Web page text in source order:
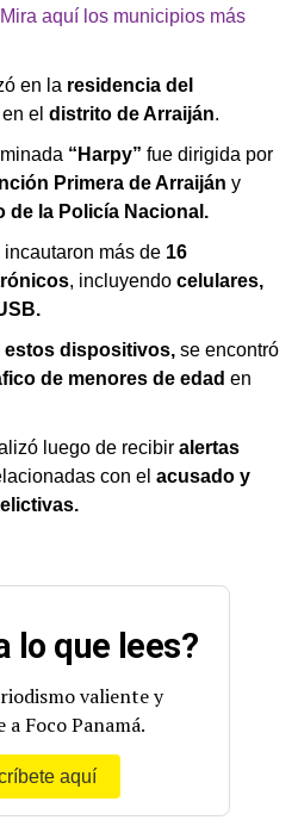
aquí los municipios más
en la residencia del
el distrito de Arraiján.
“Harpy” fue dirigida por
Primera de Arraiján y
de la Policía Nacional.
más de 16
, incluyendo celulares,
estos dispositivos, se encontró
de menores de edad en
luego de recibir alertas
con el acusado y
lo que lees?
valiente y
a Foco Panamá.
aquí